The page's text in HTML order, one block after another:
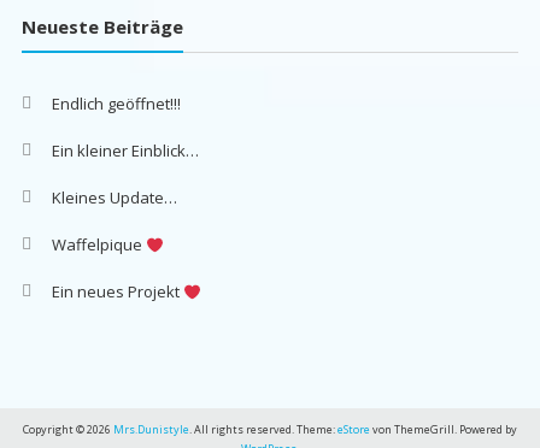
Neueste Beiträge
Endlich geöffnet!!!
Ein kleiner Einblick…
Kleines Update…
Waffelpique
Ein neues Projekt
Copyright © 2026 Mrs.Dunistyle. All rights reserved. Theme:eStore von ThemeGrill. Powered by